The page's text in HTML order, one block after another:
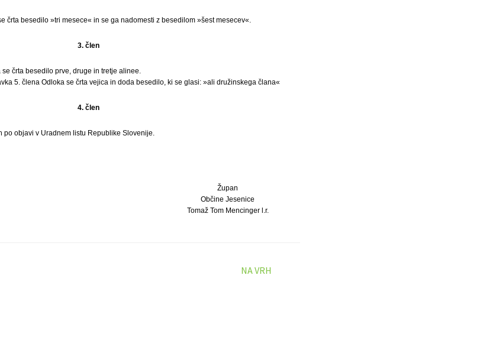
črta besedilo »tri mesece« in se ga nadomesti z besedilom »šest mesecev«.
3. člen
črta besedilo prve, druge in tretje alinee.
5. člena Odloka se črta vejica in doda besedilo, ki se glasi: »ali družinskega člana«
4. člen
objavi v Uradnem listu Republike Slovenije.
Župan
Občine Jesenice
Tomaž Tom Mencinger l.r.
NA VRH